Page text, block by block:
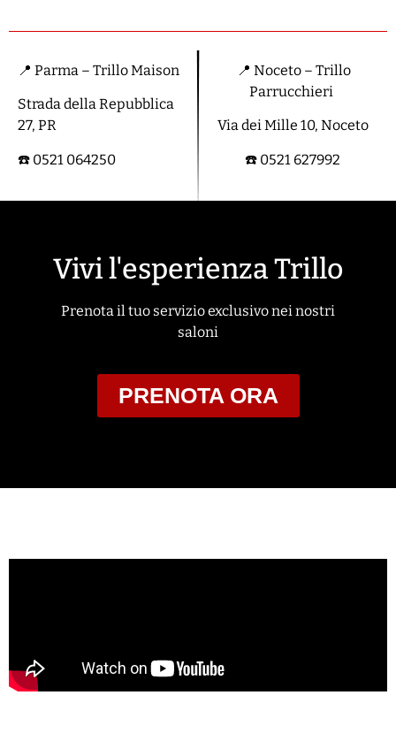
📍 Parma – Trillo Maison
Strada della Repubblica
27, PR
☎️ 0521 064250
📍 Noceto – Trillo
Parrucchieri
Via dei Mille 10, Noceto
☎️ 0521 627992
Vivi l'esperienza Trillo
Prenota il tuo servizio exclusivo nei nostri
saloni
PRENOTA ORA